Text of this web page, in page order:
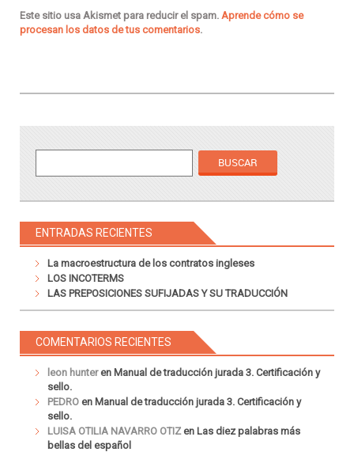
Este sitio usa Akismet para reducir el spam. Aprende cómo se
procesan los datos de tus comentarios.
ENTRADAS RECIENTES
La macroestructura de los contratos ingleses
LOS INCOTERMS
LAS PREPOSICIONES SUFIJADAS Y SU TRADUCCIÓN
COMENTARIOS RECIENTES
leon hunteren Manual de traducción jurada 3. Certificación y
sello.
PEDRO en Manual de traducción jurada 3. Certificación y
sello.
LUISA OTILIA NAVARRO OTIZ en Las diez palabras más
bellas del español